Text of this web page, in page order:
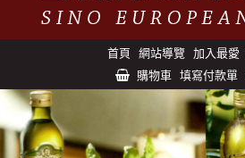
首頁 網站導覽 加入最愛
購物車 填寫付款單